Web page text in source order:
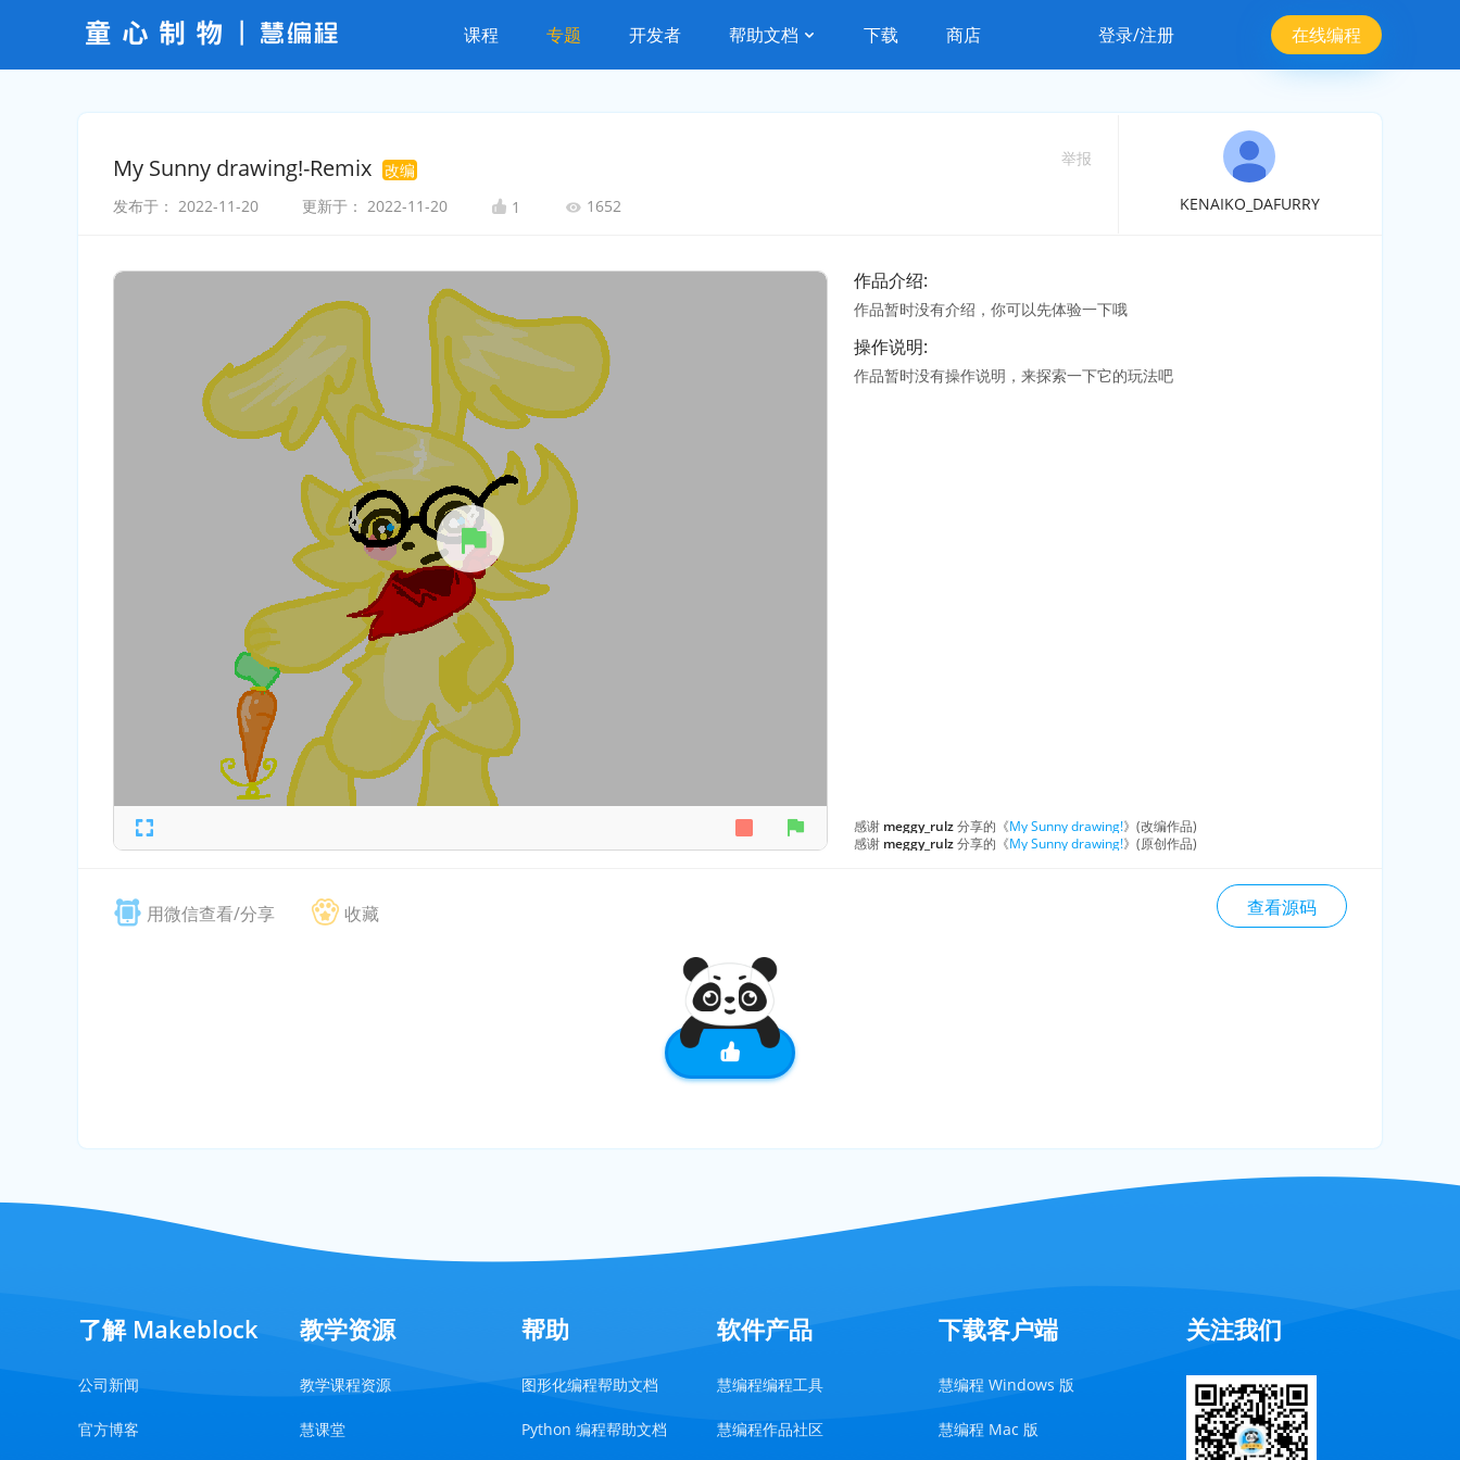
课程 专题 开发者 帮助文档 下载 商店 登录/注册 在线编程
My Sunny drawing!-Remix 改编
举报
发布于： 2022-11-20 更新于： 2022-11-20 1 1652 KENAIKO_DAFURRY
作品介绍:
作品暂时没有介绍，你可以先体验一下哦
操作说明:
作品暂时没有操作说明，来探索一下它的玩法吧
感谢 meggy_rulz分享的《My Sunny drawing!》(改编作品)
感谢 meggy_rulz分享的《My Sunny drawing!》(原创作品)
用微信查看/分享 收藏 查看源码
了解 Makeblock
公司新闻
官方博客
教学资源
教学课程资源
慧课堂
帮助
图形化编程帮助文档
Python 编程帮助文档
软件产品
慧编程编程工具
慧编程作品社区
下载客户端
慧编程 Windows 版
慧编程 Mac 版
关注我们